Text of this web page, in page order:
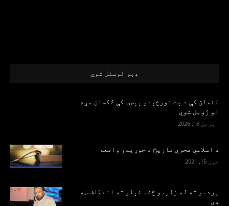
ډېر لوستل شوي
لغمان کې د چت غورځېدو پېښه کې ۶کسان مړه
او ژوبل شوي
اپریل 16, 2026
د اسلامي هجري تاریخ د جوړیدو واقعه
جون 15, 2021
پرديو ته له زاريو څخه خپلو ته انعطاف ښه
دی